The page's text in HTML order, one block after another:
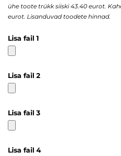
ühe toote trükk siiski 43.40 eurot.
eurot. Lisanduvad toodete hinnad.
Lisa fail 1
Lisa fail 2
Lisa fail 3
Lisa fail 4